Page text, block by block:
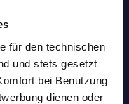
für den technischen
und stets gesetzt
bei Benutzung
dienen oder
1
inkl.
Bienen
vor dem